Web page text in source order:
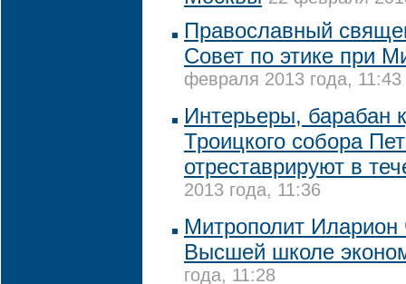
Православный
Совет по этике при
февраля 2013 года, 11:43
Интерьеры, барабан
Троицкого собора
отреставрируют в
2013 года, 11:36
Митрополит Иларион
Высшей школе
года, 11:28